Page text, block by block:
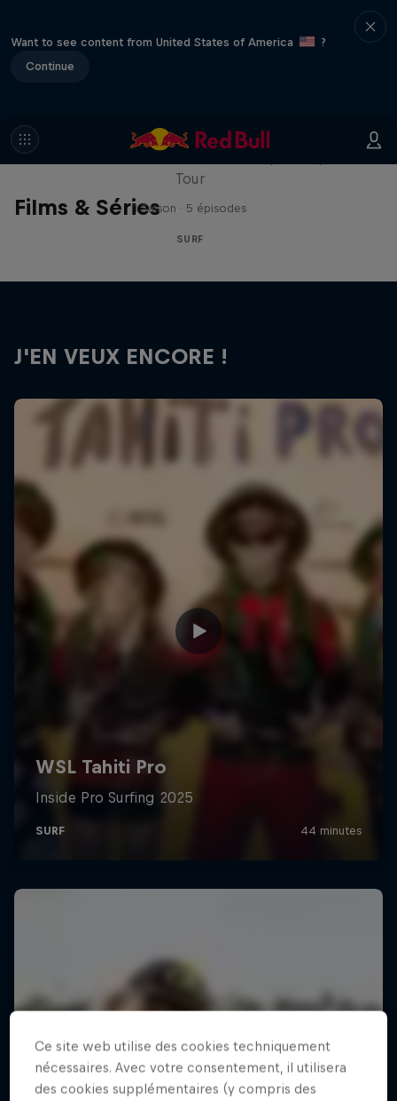
Want to see content from United States of America
?
Continue
Films & Séries
WSL Replay
Tour
1 Saison · 5 épisodes
SURF
J'EN VEUX ENCORE !
Ce site web utilise des cookies techniquement
nécessaires. Avec votre consentement, il utilisera
des cookies supplémentaires (y compris des